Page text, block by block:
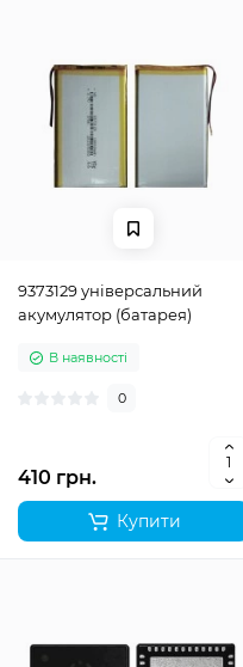
9373129 універсальний
акумулятор (батарея)
В наявності
0
410 грн.
Купити